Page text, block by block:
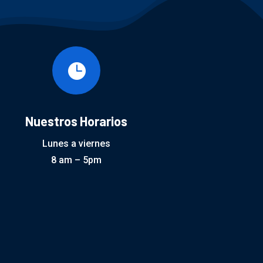

Nuestros Horarios
Lunes a viernes
8 am – 5pm